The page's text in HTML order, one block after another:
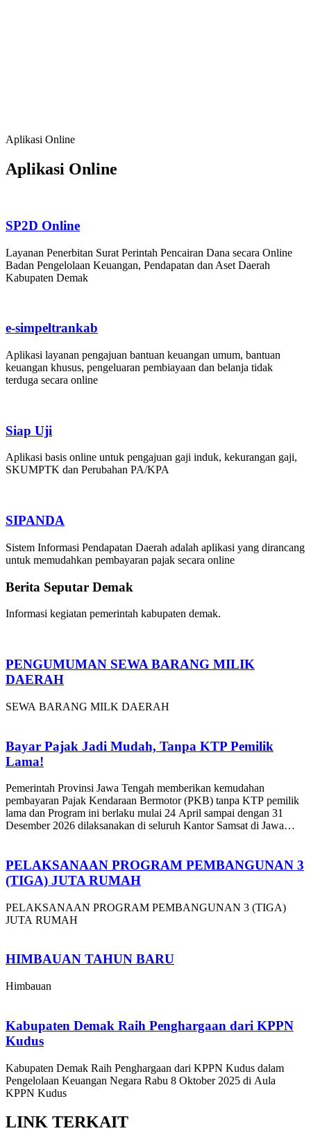
Aplikasi Online
Aplikasi Online
SP2D Online
Layanan Penerbitan Surat Perintah Pencairan Dana secara Online
Badan Pengelolaan Keuangan, Pendapatan dan Aset Daerah
Kabupaten Demak
e-simpeltrankab
Aplikasi layanan pengajuan bantuan keuangan umum, bantuan
keuangan khusus, pengeluaran pembiayaan dan belanja tidak
terduga secara online
Siap Uji
Aplikasi basis online untuk pengajuan gaji induk, kekurangan gaji,
SKUMPTK dan Perubahan PA/KPA
SIPANDA
Sistem Informasi Pendapatan Daerah adalah aplikasi yang dirancang
untuk memudahkan pembayaran pajak secara online
Berita Seputar Demak
Informasi kegiatan pemerintah kabupaten demak.
PENGUMUMAN SEWA BARANG MILIK
DAERAH
SEWA BARANG MILK DAERAH
Bayar Pajak Jadi Mudah, Tanpa KTP Pemilik
Lama!
Pemerintah Provinsi Jawa Tengah memberikan kemudahan
pembayaran Pajak Kendaraan Bermotor (PKB) tanpa KTP pemilik
lama dan Program ini berlaku mulai 24 April sampai dengan 31
Desember 2026 dilaksanakan di seluruh Kantor Samsat di Jawa
PELAKSANAAN PROGRAM PEMBANGUNAN 3
(TIGA) JUTA RUMAH
PELAKSANAAN PROGRAM PEMBANGUNAN 3 (TIGA)
JUTA RUMAH
HIMBAUAN TAHUN BARU
Himbauan
Kabupaten Demak Raih Penghargaan dari KPPN
Kudus
Kabupaten Demak Raih Penghargaan dari KPPN Kudus dalam
Pengelolaan Keuangan Negara Rabu 8 Oktober 2025 di Aula
KPPN Kudus
LINK TERKAIT